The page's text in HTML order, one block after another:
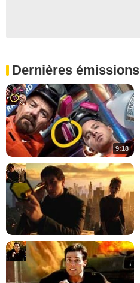
Dernières émissions
9:18